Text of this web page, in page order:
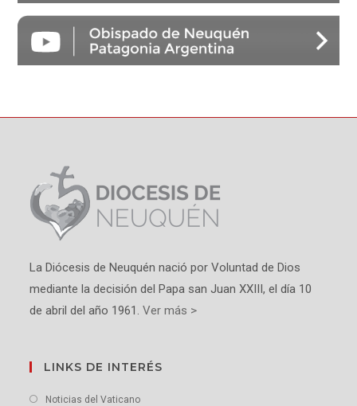
La Diócesis de Neuquén nació por Voluntad de Dios
mediante la decisión del Papa san Juan XXIII, el día 10
de abril del año 1961. Ver más >
LINKS DE INTERÉS
Noticias del Vaticano